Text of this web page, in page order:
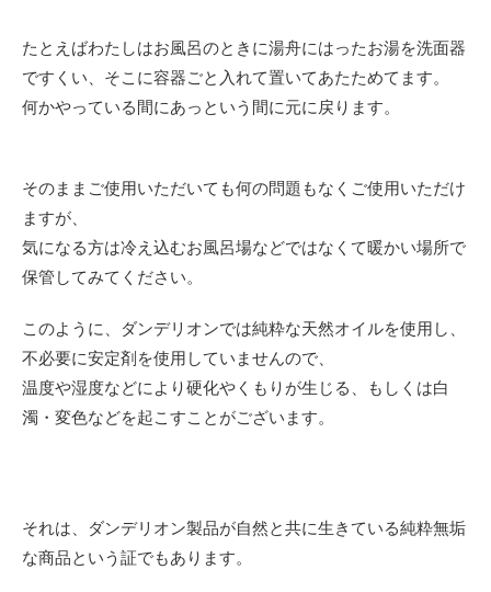
たとえばわたしはお風呂のときに湯舟にはったお湯を洗面器
ですくい、そこに容器ごと入れて置いてあたためてます。
何かやっている間にあっという間に元に戻ります。
そのままご使用いただいても何の問題もなくご使用いただけ
ますが、
気になる方は冷え込むお風呂場などではなくて暖かい場所で
保管してみてください。
このように、ダンデリオンでは純粋な天然オイルを使用し、
不必要に安定剤を使用していませんので、
温度や湿度などにより硬化やくもりが生じる、もしくは白
濁・変色などを起こすことがございます。
それは、ダンデリオン製品が自然と共に生きている純粋無垢
な商品という証でもあります。